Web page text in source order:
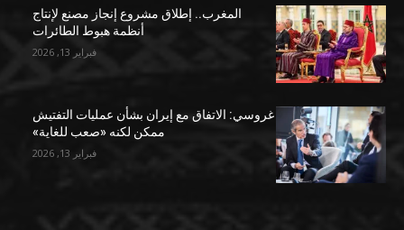
المغرب.. إطلاق مشروع إنجاز مصنع لإنتاج
أنظمة هبوط الطائرات
فبراير 13, 2026
غروسي: الاتفاق مع إيران بشأن عمليات التفتيش
ممكن لكنه «صعب للغاية»
فبراير 13, 2026